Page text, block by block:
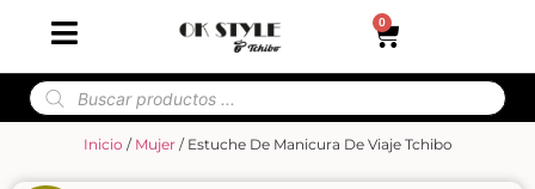
0
Inicio / Mujer/ Estuche De Manicura De Viaje Tchibo